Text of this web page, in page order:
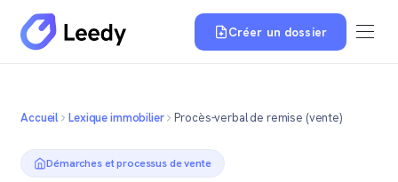
Créer un dossier
Accueil Lexique immobilier Procès-verbal de remise (vente)
Démarches et processus de vente